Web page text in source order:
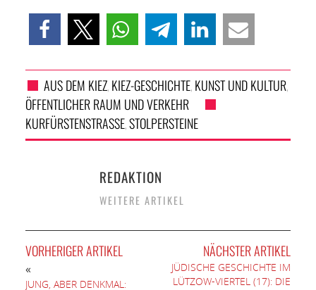
AUS DEM KIEZ, KIEZ-GESCHICHTE, KUNST UND KULTUR,
ÖFFENTLICHER RAUM UND VERKEHR
KURFÜRSTENSTRASSE ,STOLPERSTEINE
REDAKTION
WEITERE ARTIKEL
VORHERIGER ARTIKEL
«
JUNG, ABER DENKMAL:
NÄCHSTER ARTIKEL
JÜDISCHE GESCHICHTE IM
LÜTZOW-VIERTEL (17): DIE